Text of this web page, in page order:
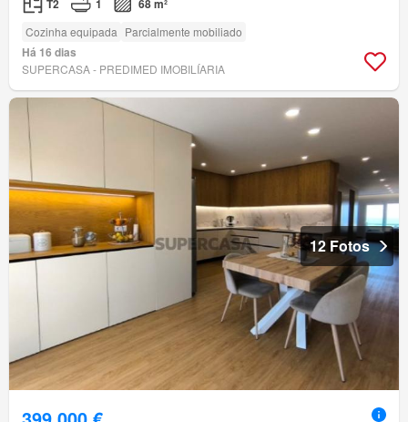
T2 1 68 m²
Cozinha equipada Parcialmente mobiliado
Há 16 dias
SUPERCASA - PREDIMED IMOBILÍARIA
12 Fotos